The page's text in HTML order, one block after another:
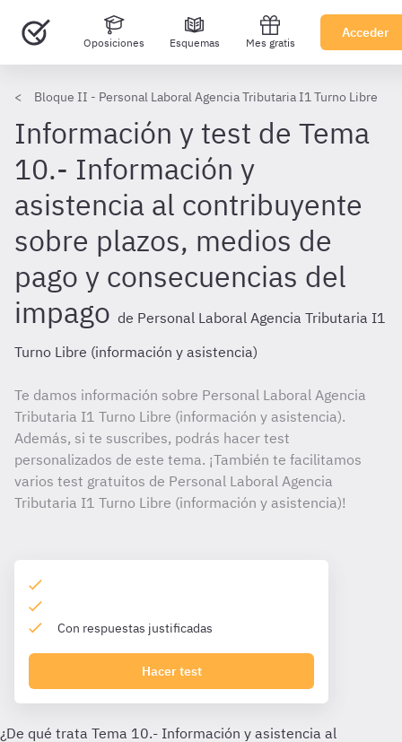
Oposiciones Esquemas Mes gratis
Acceder
Bloque II - Personal Laboral Agencia Tributaria I1 Turno Libre
Información y test de Tema
10.- Información y
asistencia al contribuyente
sobre plazos, medios de
pago y consecuencias del
impago de Personal Laboral Agencia Tributaria I1
Turno Libre (información y asistencia)
Te damos información sobre Personal Laboral Agencia
Tributaria I1 Turno Libre (información y asistencia).
Además, si te suscribes, podrás hacer test
personalizados de este tema. ¡También te facilitamos
varios test gratuitos de Personal Laboral Agencia
Tributaria I1 Turno Libre (información y asistencia)!
Con respuestas justificadas
Hacer test